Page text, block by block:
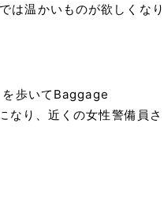
は温かいものが欲しくなり
歩いてBaggage
なり、近くの女性警備員さ